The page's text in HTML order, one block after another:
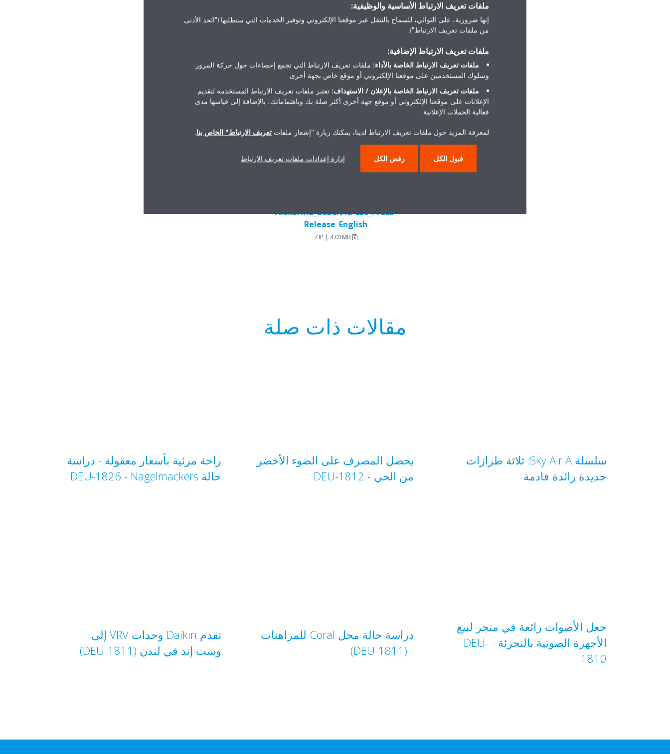
منشورات إعلامية
Altherma_DEUEN18-039_Press-
Release_English
مقالات ذات صلة
سلسلة Sky Air A: ثلاثة طرازات
جديدة رائدة قادمة
يحصل المصرف على الضوء الأخضر
من الحي - DEU-1812
راحة مرئية بأسعار معقولة - دراسة
حالة Nagelmackers‏ - DEU-1826
جعل الأصوات رائعة في متجر لبيع
الأجهزة الصوتية بالتجزئة - DEU-
1810
دراسة حالة محل Coral للمراهنات
- (DEU-1811)
تقدم Daikin وحدات VRV إلى
وست إند في لندن (DEU-1811)
ملفات تعريف الارتباط الأساسية والوظيفية:
إنها ضرورية، على التوالي، للسماح بالتنقل عبر موقعنا الإلكتروني وتوفير الخدمات التي ستطلبها ("الحد الأدنى
من ملفات تعريف الارتباط").
ملفات تعريف الارتباط الإضافية:
ملفات تعريف الارتباط الخاصة بالأداء: ملفات تعريف الارتباط التي تجمع إحصاءات حول حركة المرور
وسلوك المستخدمين على موقعنا الإلكتروني أو موقع خاص بجهة أخرى
ملفات تعريف الارتباط الخاصة بالإعلان / الاستهداف: تعتبر ملفات تعريف الارتباط المستخدمة لتقديم
الإعلانات على موقعنا الإلكتروني أو موقع جهة أخرى أكثر صلة بك وباهتماماتك، بالإضافة إلى قياسها مدى
فعالية الحملات الإعلانية
لمعرفة المزيد حول ملفات تعريف الارتباط لدينا، يمكنك زيارة "إشعار ملفات تعريف الارتباط" الخاص بنا.
قبول الكل رفض الكل إدارة إعدادات ملفات تعريف الارتباط